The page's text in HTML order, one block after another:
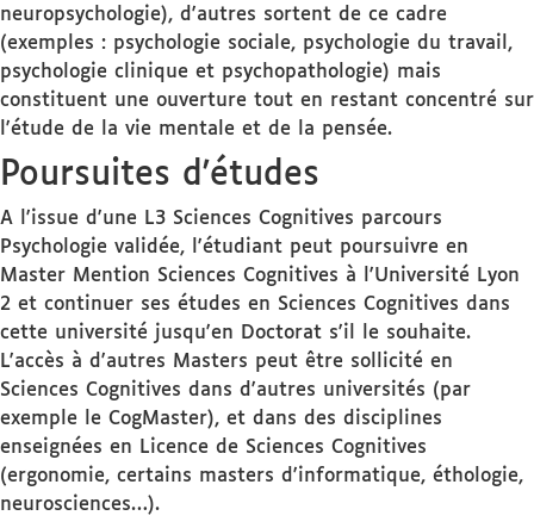
neuropsychologie), d'autres sortent de ce cadre
(exemples : psychologie sociale, psychologie du travail,
psychologie clinique et psychopathologie) mais
constituent une ouverture tout en restant concentré sur
l'étude de la vie mentale et de la pensée.
Poursuites d'études
A l'issue d'une L3 Sciences Cognitives parcours
Psychologie validée, l'étudiant peut poursuivre en
Master Mention Sciences Cognitives à l'Université Lyon
2 et continuer ses études en Sciences Cognitives dans
cette université jusqu'en Doctorat s'il le souhaite.
L'accès à d'autres Masters peut être sollicité en
Sciences Cognitives dans d'autres universités (par
exemple le CogMaster), et dans des disciplines
enseignées en Licence de Sciences Cognitives
(ergonomie, certains masters d'informatique, éthologie,
neurosciences…).